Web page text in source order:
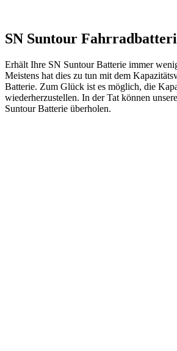
SN Suntour
Erhält Ihre SN Suntour Batterie immer
Meistens hat dies zu tun mit dem
Batterie. Zum Glück ist es möglich, die
wiederherzustellen. In der Tat können
Suntour Batterie überholen.